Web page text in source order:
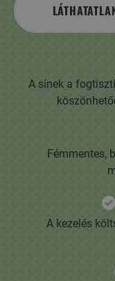
A sínek a
Fémmentes,
A kezelés